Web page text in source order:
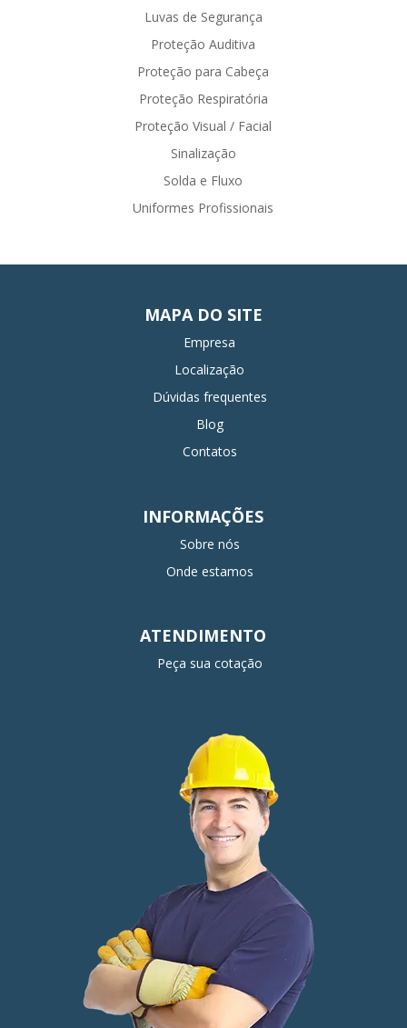
Luvas de Segurança
Proteção Auditiva
Proteção para Cabeça
Proteção Respiratória
Proteção Visual / Facial
Sinalização
Solda e Fluxo
Uniformes Profissionais
MAPA DO SITE
Empresa
Localização
Dúvidas frequentes
Blog
Contatos
INFORMAÇÕES
Sobre nós
Onde estamos
ATENDIMENTO
Peça sua cotação